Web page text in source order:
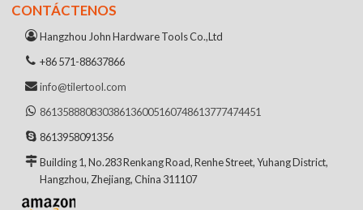
CONTÁCTENOS
Hangzhou John Hardware Tools Co.,Ltd
+86 571-88637866
info@tilertool.com
861358880830386136005160748613777474451
8613958091356
Building 1, No.283 Renkang Road, Renhe Street, Yuhang District,
Hangzhou, Zhejiang, China 311107